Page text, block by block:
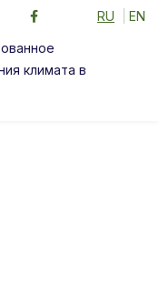
RU EN
климата в